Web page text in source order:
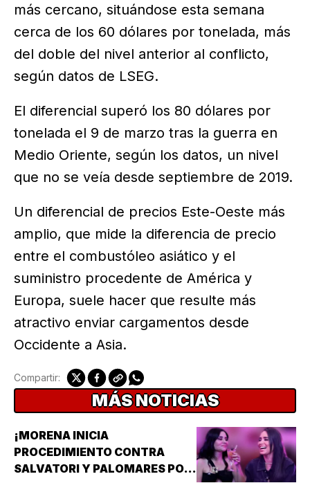
más cercano, situándose esta semana
cerca de los 60 dólares por tonelada, más
del doble del nivel anterior al conflicto,
según datos de LSEG.
El diferencial superó los 80 dólares por
tonelada el 9 de marzo tras la guerra en
Medio Oriente, según los datos, un nivel
que no se veía desde septiembre de 2019.
Un diferencial de precios Este-Oeste más
amplio, que mide la diferencia de precio
entre el combustóleo asiático y el
suministro procedente de América y
Europa, suele hacer que resulte más
atractivo enviar cargamentos desde
Occidente a Asia.
Compartir:
MÁS NOTICIAS
¡MORENA INICIA
PROCEDIMIENTO CONTRA
SALVATORI Y PALOMARES POR